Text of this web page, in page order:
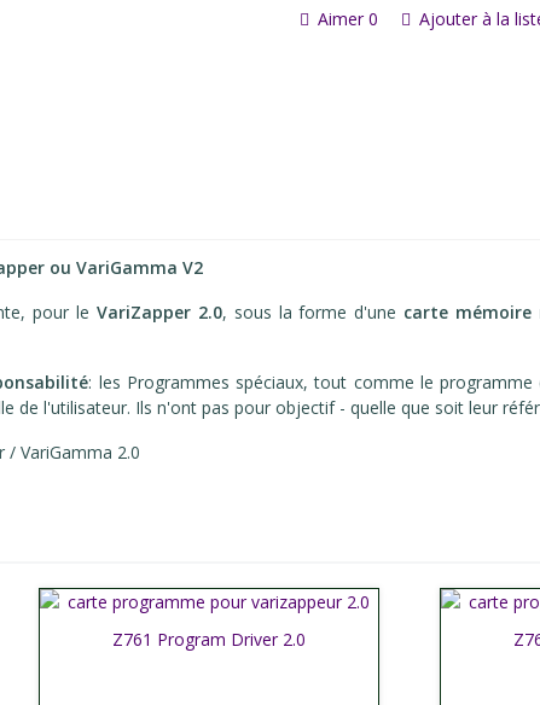
Aimer 0 Ajouter à la
ou VariGamma V2
pour le VariZapper 2.0, sous la forme d'une carte mémoire
: les Programmes spéciaux, tout comme le
de l'utilisateur. Ils n'ont pas pour objectif - quelle que soit leur
/ VariGamma 2.0
Afficher plus
Z761 Program Driver 2.0